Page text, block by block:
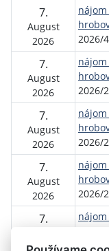
7.
August
2026
nájom
2026/
7.
August
2026
nájom
2026/
7.
August
2026
nájom
2026/
7.
August
2026
nájom
2026/
7.
2026
nájom
2026/